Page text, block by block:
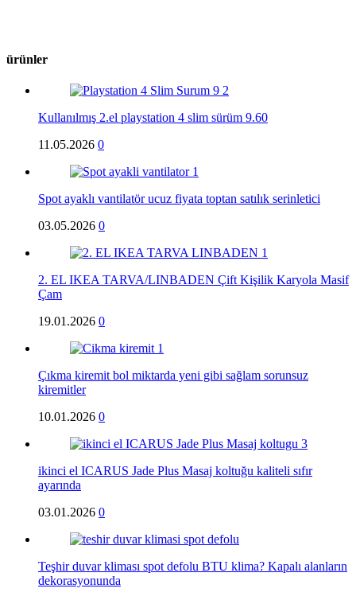
ürünler
Kullanılmış 2.el playstation 4 slim sürüm 9.60
11.05.2026 0
Spot ayaklı vantilatör ucuz fiyata toptan satılık serinletici
03.05.2026 0
2. EL IKEA TARVA/LINBADEN Çift Kişilik Karyola Masif
Çam
19.01.2026 0
Çıkma kiremit bol miktarda yeni gibi sağlam sorunsuz
kiremitler
10.01.2026 0
ikinci el ICARUS Jade Plus Masaj koltuğu kaliteli sıfır
ayarında
03.01.2026 0
Teşhir duvar kliması spot defolu BTU klima? Kapalı alanların
dekorasyonunda